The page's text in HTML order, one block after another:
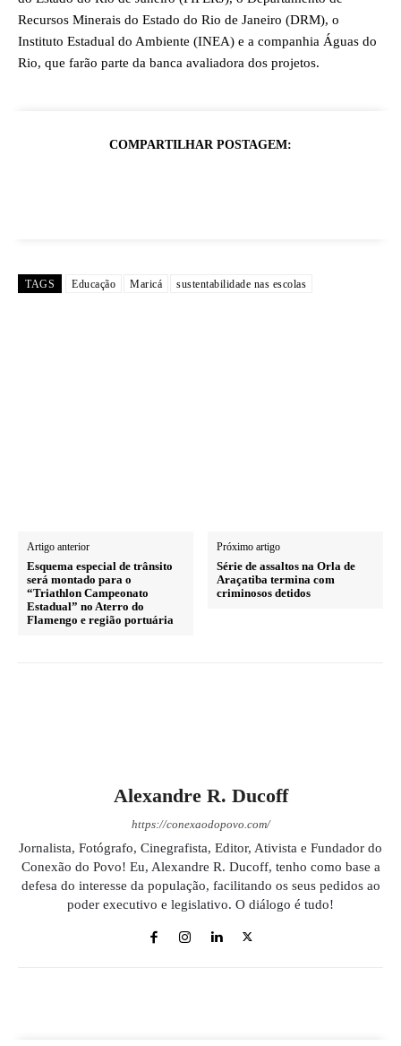
Recursos Minerais do Estado do Rio de Janeiro (DRM), o
Instituto Estadual do Ambiente (INEA) e a companhia Águas do
Rio, que farão parte da banca avaliadora dos projetos.
COMPARTILHAR POSTAGEM:
TAGS Educação Maricá sustentabilidade nas escolas
Artigo anterior
Esquema especial de trânsito
será montado para o
“Triathlon Campeonato
Estadual” no Aterro do
Flamengo e região portuária
Próximo artigo
Série de assaltos na Orla de
Araçatiba termina com
criminosos detidos
Alexandre R. Ducoff
https://conexaodopovo.com/
Jornalista, Fotógrafo, Cinegrafista, Editor, Ativista e Fundador do
Conexão do Povo! Eu, Alexandre R. Ducoff, tenho como base a
defesa do interesse da população, facilitando os seus pedidos ao
poder executivo e legislativo. O diálogo é tudo!